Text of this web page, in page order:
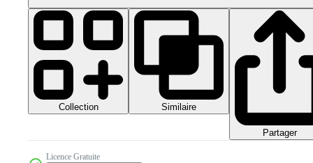
Collection Similaire
Partager
Licence Gratuite